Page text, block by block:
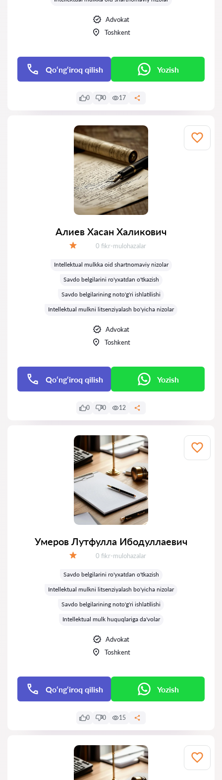
Advokat
Toshkent
Qo‘ng‘iroq qilish Yozish
0 0 17
Алиев Хасан Халикович
Fikrlar:
0 fikr-mulohazalar
Intellektual mulkka oid shartnomaviy nizolar
Savdo belgilarini ro'yxatdan o'tkazish
Savdo belgilarining noto'g'ri ishlatilishi
Intellektual mulkni litsenziyalash bo'yicha nizolar
Advokat
Toshkent
Qo‘ng‘iroq qilish Yozish
0 0 12
Умеров Лутфулла Ибодуллаевич
Fikrlar:
0 fikr-mulohazalar
Savdo belgilarini ro'yxatdan o'tkazish
Intellektual mulkni litsenziyalash bo'yicha nizolar
Savdo belgilarining noto'g'ri ishlatilishi
Intellektual mulk huquqlariga da'volar
Advokat
Toshkent
Qo‘ng‘iroq qilish Yozish
0 0 15